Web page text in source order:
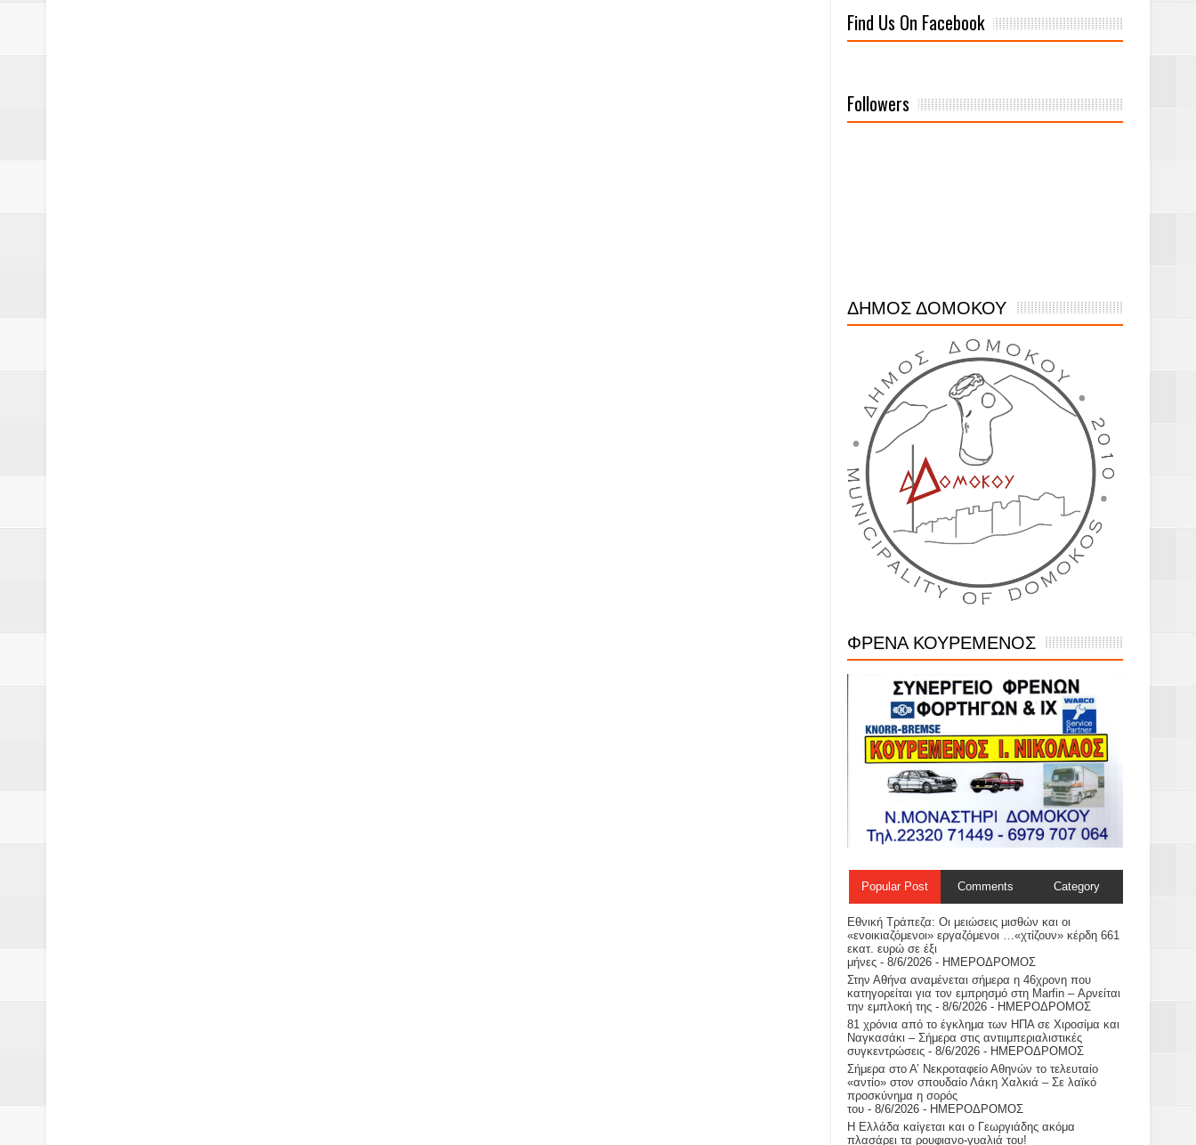
Find Us On Facebook
Followers
ΔΗΜΟΣ ΔΟΜΟΚΟΥ
ΦΡΕΝΑ ΚΟΥΡΕΜΕΝΟΣ
Popular Post Comments Category
Εθνική Τράπεζα: Οι μειώσεις μισθών και οι
«ενοικιαζόμενοι» εργαζόμενοι …«χτίζουν» κέρδη 661
εκατ. ευρώ σε έξι
μήνες - 8/6/2026 - ΗΜΕΡΟΔΡΟΜΟΣ
Στην Αθήνα αναμένεται σήμερα η 46χρονη που
κατηγορείται για τον εμπρησμό στη Marfin – Αρνείται
την εμπλοκή της - 8/6/2026 - ΗΜΕΡΟΔΡΟΜΟΣ
81 χρόνια από το έγκλημα των ΗΠΑ σε Χιροσίμα και
Ναγκασάκι – Σήμερα στις αντιιμπεριαλιστικές
συγκεντρώσεις - 8/6/2026 - ΗΜΕΡΟΔΡΟΜΟΣ
Σήμερα στο Α’ Νεκροταφείο Αθηνών το τελευταίο
«αντίο» στον σπουδαίο Λάκη Χαλκιά – Σε λαϊκό
προσκύνημα η σορός
του - 8/6/2026 - ΗΜΕΡΟΔΡΟΜΟΣ
H Ελλάδα καίγεται και ο Γεωργιάδης ακόμα
πλασάρει τα ρουφιανο-γυαλιά του!